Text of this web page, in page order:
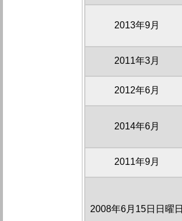
2013年9月
2011年3月
2012年6月
2014年6月
2011年9月
2008年6月15日日曜日